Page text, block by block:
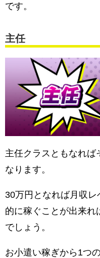
です。
主任
主任クラスともなれば
なります。
30万円となれば月収
的に稼ぐことが出来れ
でしょう。
お小遣い稼ぎから1つ